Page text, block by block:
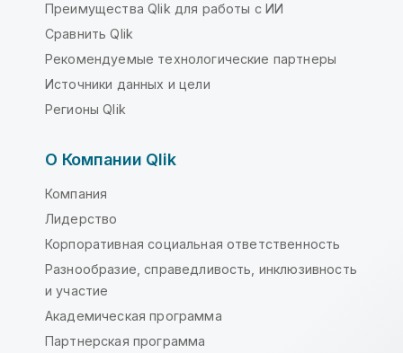
Преимущества Qlik для работы с ИИ
Сравнить Qlik
Рекомендуемые технологические партнеры
Источники данных и цели
Регионы Qlik
О Компании Qlik
Компания
Лидерство
Корпоративная социальная ответственность
Разнообразие, справедливость, инклюзивность
и участие
Академическая программа
Партнерская программа